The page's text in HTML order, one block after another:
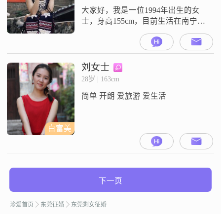
律，平时10点左右就寝。我热爱生
活，
大家好，我是一位1994年出生的女
士，身高155cm，目前生活在南宁
##3002##我的月收入在5001到8000
元之间，虽然学历是高中及以下，
但我一直保持着积极向上的生活态
度##3002##我性格开朗，总是爱
笑，这让我的生活充满了阳光
活中的各种问题，同时也随和易相
白富美
刘女士
28岁 | 163cm
简单 开朗 爱旅游 爱生活
下一页
珍爱首页 东莞征婚 东莞剩女征婚